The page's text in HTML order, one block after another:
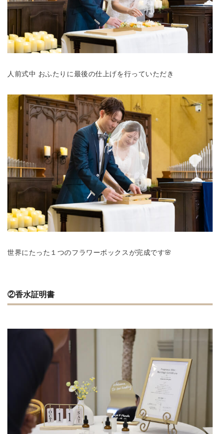
人前式中 おふたりに最後の仕上げを行っていただき
世界にたった１つのフラワーボックスが完成です🌸
②香水証明書